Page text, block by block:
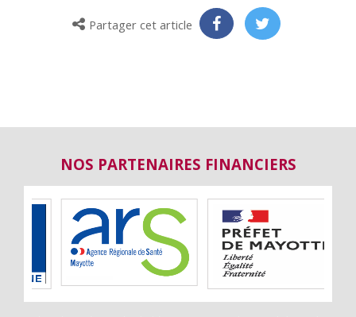
Partager cet article
NOS PARTENAIRES FINANCIERS